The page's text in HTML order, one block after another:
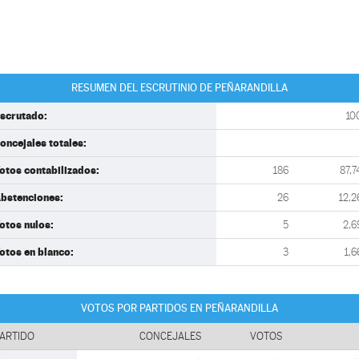
RESUMEN DEL ESCRUTINIO DE PEÑARANDILLA
totales:
contabilizados: 186
26
nulos: 5
en blanco: 3
VOTOS POR PARTIDOS EN PEÑARANDILLA
CONCEJALES VOTOS